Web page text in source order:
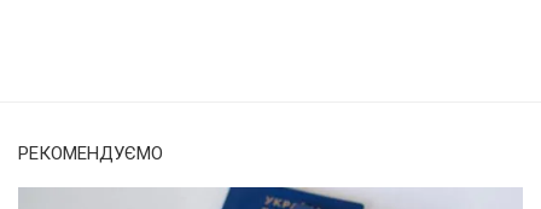
РЕКОМЕНДУЄМО